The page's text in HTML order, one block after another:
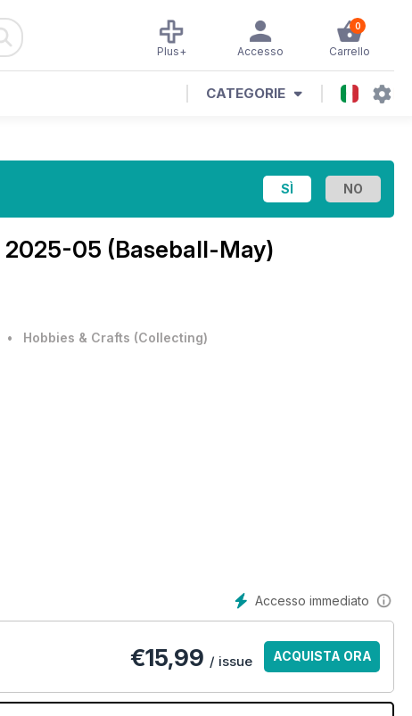
0
Carrello
Accesso
Plus+
CATEGORIE
2025-05 (Baseball-May)
• Hobbies & Crafts (Collecting)
Accesso immediato
€15,99 / issue ACQUISTA ORA